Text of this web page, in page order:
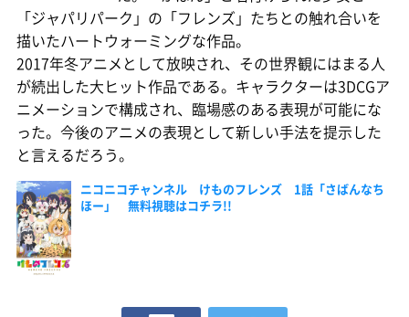
「ジャパリパーク」の「フレンズ」たちとの触れ合いを
描いたハートウォーミングな作品。
2017年冬アニメとして放映され、その世界観にはまる人
が続出した大ヒット作品である。キャラクターは3DCGア
ニメーションで構成され、臨場感のある表現が可能にな
った。今後のアニメの表現として新しい手法を提示した
と言えるだろう。
ニコニコチャンネル けものフレンズ 1話「さばんなち
ほー」 無料視聴はコチラ!!